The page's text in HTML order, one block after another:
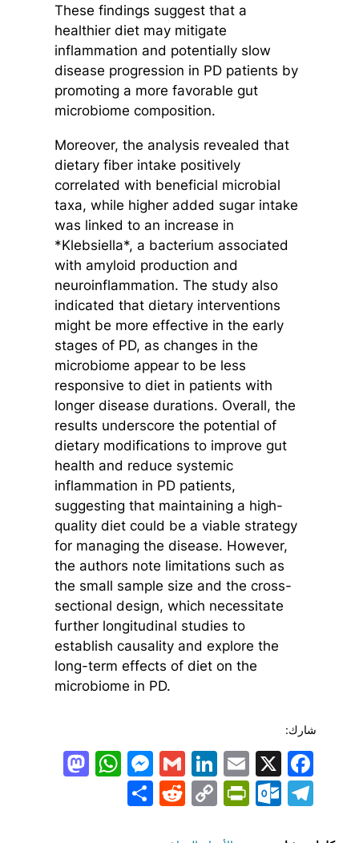
These findings suggest that a
healthier diet may mitigate
inflammation and potentially slow
disease progression in PD patients by
promoting a more favorable gut
microbiome composition.
Moreover, the analysis revealed that
dietary fiber intake positively
correlated with beneficial microbial
taxa, while higher added sugar intake
was linked to an increase in
*Klebsiella*, a bacterium associated
with amyloid production and
neuroinflammation. The study also
indicated that dietary interventions
might be more effective in the early
stages of PD, as changes in the
microbiome appear to be less
responsive to diet in patients with
longer disease durations. Overall, the
results underscore the potential of
dietary modifications to improve gut
health and reduce systemic
inflammation in PD patients,
suggesting that maintaining a high-
quality diet could be a viable strategy
for managing the disease. However,
the authors note limitations such as
the small sample size and the cross-
sectional design, which necessitate
further longitudinal studies to
establish causality and explore the
long-term effects of diet on the
microbiome in PD.
شارك:
Facebook
X
Email
LinkedIn
Gmail
Telegram
Outlook.com
PrintFriendly
Copy
Reddit
Share